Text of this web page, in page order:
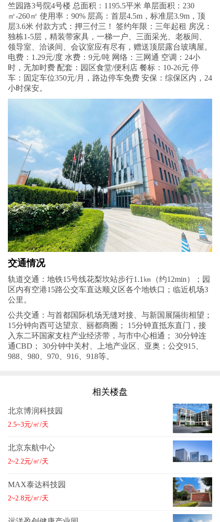
竺园路3号院4号楼 总面积：1195.5平米 单层面积：230
㎡-260㎡ 使用率：90% 层高：首层4.5m，标准层3.9m，顶
层3.6米 付款方式：押三付三！ 签约年限：三年起租 房况：
独栋1-5层，精装带家具，一梯一户、三面采光、老板间、
领导室、洽谈间、会议室应有尽有，赠送顶层露台玻璃屋。
电费：1.29元/度 水费：9元/吨 网络：三网通 空调：24小
时，无加时费 配套：园区食堂/便利店 餐标：10-26元 停
车：固定车位350元/月，路边停车免费 安保：综保区内，24
小时保安。
交通情况
轨道交通：地铁15号线花梨坎站步行1.1㎞（约12min）；园
区内有空港15路公交车直达顺义区各个地铁口；临近机场3
公里。
公共交通：与首都国际机场无缝对接、与新国展隔街相望；
15分钟向西可达望京、丽都商圈； 15分钟直抵东直门，接
入东二环国家支柱产业经济带，与市中心相通； 30分钟连
通CBD； 30分钟中关村、上地产业区、亚奥；公交915、
988、980、970、916、918等。
相关楼盘
北京博润科技园
2.5~3元/㎡/天
北京东航中心
2~2.2元/㎡/天
MAX泰达科技园
2~2.8元/㎡/天